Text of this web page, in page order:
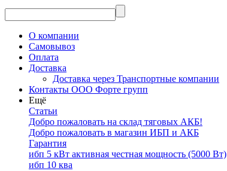
О компании
Самовывоз
Оплата
Доставка
Доставка через Транспортные компании
Контакты ООО Форте групп
Ещё
Статьи
Добро пожаловать на склад тяговых АКБ!
Добро пожаловать в магазин ИБП и АКБ
Гарантия
ибп 5 кВт активная честная мощность (5000 Вт)
ибп 10 ква